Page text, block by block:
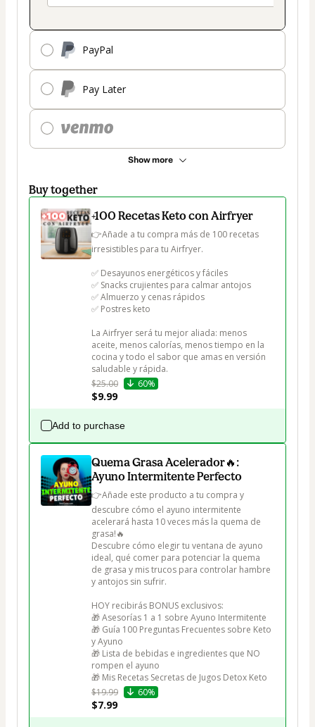
PayPal
Pay Later
Show more
Buy together
+100 Recetas Keto con Airfryer
👉Añade a tu compra más de 100 recetas
irresistibles para tu Airfryer.
✅ Desayunos energéticos y fáciles
✅ Snacks crujientes para calmar antojos
✅ Almuerzo y cenas rápidos
✅ Postres keto
La Airfryer será tu mejor aliada: menos
aceite, menos calorías, menos tiempo en la
cocina y todo el sabor que amas en versión
saludable y rápida.
$25.00
60%
$9.99
Add to purchase
Quema Grasa Acelerador🔥:
Ayuno Intermitente Perfecto
👉Añade este producto a tu compra y
descubre cómo el ayuno intermitente
acelerará hasta 10 veces más la quema de
grasa!🔥
Descubre cómo elegir tu ventana de ayuno
ideal, qué comer para potenciar la quema
de grasa y mis trucos para controlar hambre
y antojos sin sufrir.
HOY recibirás BONUS exclusivos:
🎁 Asesorías 1 a 1 sobre Ayuno Intermitente
🎁 Guía 100 Preguntas Frecuentes sobre Keto
y Ayuno
🎁 Lista de bebidas e ingredientes que NO
rompen el ayuno
🎁 Mis Recetas Secretas de Jugos Detox Keto
$19.99
60%
$7.99